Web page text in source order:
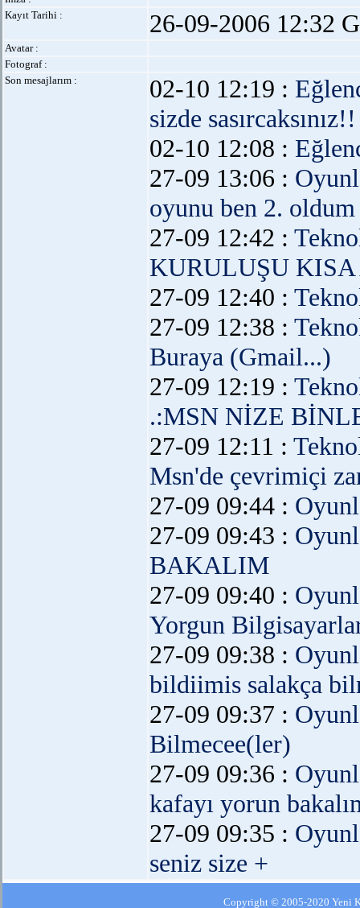
Kayıt Tarihi :
26-09-2006 12:32
Avatar :
Fotograf :
Son mesajlarım :
02-10 12:19 :
sizde sasırcaksınız!!
02-10 12:08 :
27-09 13:06 :
oyunu ben 2.
27-09 12:42 :
KURULUŞU
27-09 12:40 :
27-09 12:38 :
Buraya (Gmail...)
27-09 12:19 :
.:MSN NİZE
27-09 12:11 :
Msn'de çevrimiçi
27-09 09:44 :
27-09 09:43 :
BAKALIM
27-09 09:40 :
Yorgun
27-09 09:38 :
bildiimis salakça
27-09 09:37 :
Bilmecee(ler)
27-09 09:36 :
kafayı yorun
27-09 09:35 :
seniz size +
Copyright © 2005-2020 Yeni